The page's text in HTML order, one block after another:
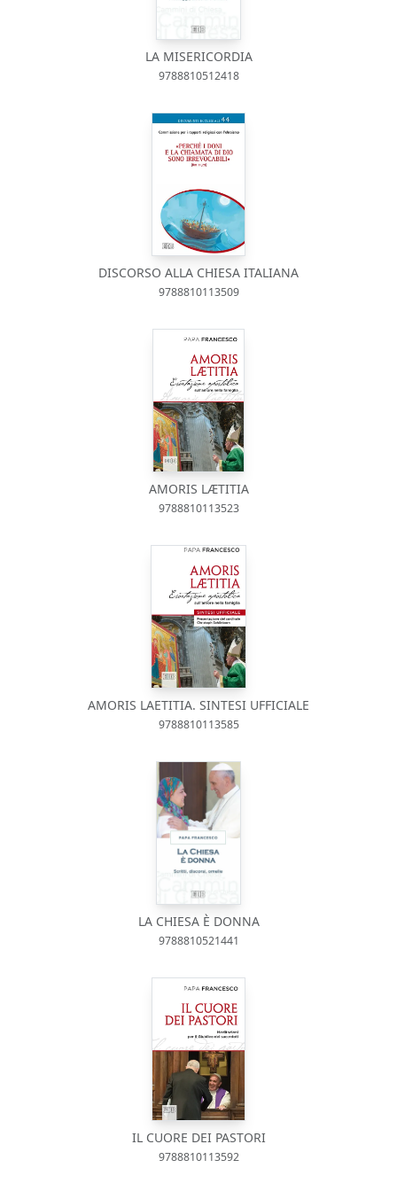
LA MISERICORDIA
9788810512418
DISCORSO ALLA CHIESA ITALIANA
9788810113509
AMORIS LÆTITIA
9788810113523
AMORIS LAETITIA. SINTESI UFFICIALE
9788810113585
LA CHIESA È DONNA
9788810521441
IL CUORE DEI PASTORI
9788810113592